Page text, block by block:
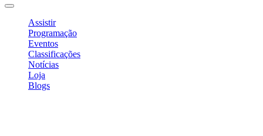
Assistir
Programação
Eventos
Classificações
Notícias
Loja
Blogs